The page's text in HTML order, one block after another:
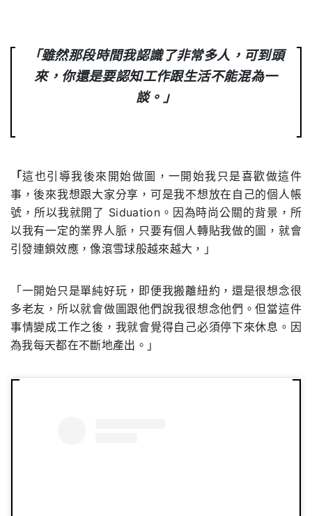
「雖然那段時間我認識了非常多人， 可到頭
來，你還是要認知工作跟生活不能混為一
談。」
「這也引導我後來開始做圖，一開始我只是喜歡做這件
事，後來我想跟大家分享，可是我不想放在自己的個人帳
號，所以我就開了 Siduation。因為時尚公關的背景，所
以我有一定的業界人脈，只要有個人轉貼我做的圖，就會
引發連鎖效應，像滾雪球般越來越大，」
「一開始只是單純好玩，即便我搬離紐約，還是很想念很
多老友，所以就會做圖跟他們說我很想念他們。但當這件
事情變成工作之後，我就會覺得自己必須停下來休息。因
為我每天都在不斷地產出。」